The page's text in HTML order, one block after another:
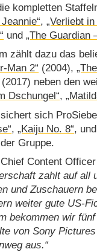
kompletten
,„Verliebt
und„The Guardian
zählt dazu das
Man 2“ (2004),
(2017) neben den
Dschungel“,
sich
,„Kaiju No. 8“,
Gruppe.
Content
zahlt auf all
und Zuschauern
weiter gute US-
bekommen wir
von Sony
aus.